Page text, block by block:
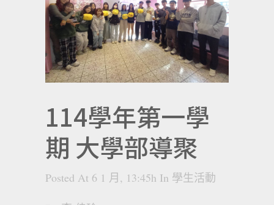
114學年第一學
期 大學部導聚
Posted At 6 1 月, 13:45h In 學生活動